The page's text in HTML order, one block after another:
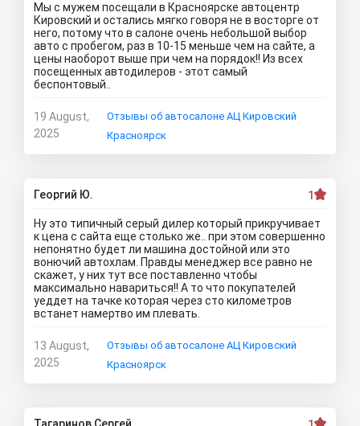
Мы с мужем посещали в Красноярске автоцентр
Кировский и остались мягко говоря не в восторге от
него, потому что в салоне очень небольшой выбор
авто с пробегом, раз в 10-15 меньше чем на сайте, а
цены наоборот выше при чем на порядок!! Из всех
посещенных автодилеров - этот самый
беспонтовый..
19 August,
2025
Отзывы об автосалоне АЦ Кировский
Красноярск
Георгий Ю. 1
Ну это типичный серый дилер который прикручивает
к цена с сайта еще столько же.. при этом совершенно
непонятно будет ли машина достойной или это
вонючий автохлам. Правды менеджер все равно не
скажет, у них тут все поставленно чтобы
максимально навариться!! А то что покупателей
уеддет на тачке которая через сто километров
встанет намертво им плевать.
13 August,
2025
Отзывы об автосалоне АЦ Кировский
Красноярск